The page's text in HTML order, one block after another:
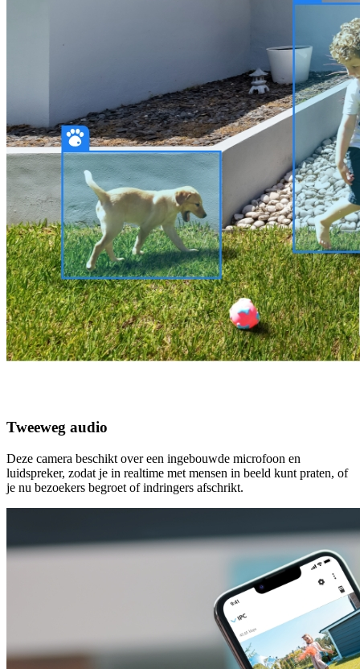
Tweeweg audio
Deze camera beschikt over een ingebouwde microfoon en
luidspreker, zodat je in realtime met mensen in beeld kunt praten, of
je nu bezoekers begroet of indringers afschrikt.